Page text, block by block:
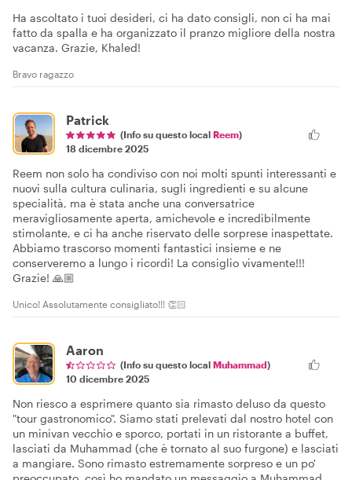
Ha ascoltato i tuoi desideri, ci ha dato consigli, non ci ha mai
fatto da spalla e ha organizzato il pranzo migliore della nostra
vacanza. Grazie, Khaled!
Bravo ragazzo
Patrick
(Info su questo local Reem)
18 dicembre 2025
Reem non solo ha condiviso con noi molti spunti interessanti e
nuovi sulla cultura culinaria, sugli ingredienti e su alcune
specialità, ma è stata anche una conversatrice
meravigliosamente aperta, amichevole e incredibilmente
stimolante, e ci ha anche riservato delle sorprese inaspettate.
Abbiamo trascorso momenti fantastici insieme e ne
conserveremo a lungo i ricordi! La consiglio vivamente!!!
Grazie! 🙏🏼
Unico! Assolutamente consigliato!!! 👏🏻
Aaron
(Info su questo local Muhammad)
10 dicembre 2025
Non riesco a esprimere quanto sia rimasto deluso da questo
"tour gastronomico". Siamo stati prelevati dal nostro hotel con
un minivan vecchio e sporco, portati in un ristorante a buffet,
lasciati da Muhammad (che è tornato al suo furgone) e lasciati
a mangiare. Sono rimasto estremamente sorpreso e un po'